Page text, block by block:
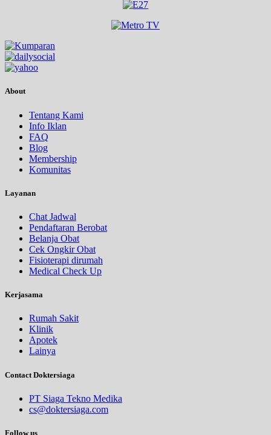
About
Tentang Kami
Info Iklan
FAQ
Blog
Membership
Komunitas
Layanan
Chat Jadwal
Pendaftaran Berobat
Belanja Obat
Cek Ongkir Obat
Fisioterapi dirumah
Medical Check Up
Kerjasama
Rumah Sakit
Klinik
Apotek
Lainya
Contact Doktersiaga
PT Siaga Tekno Medika
cs@doktersiaga.com
Follow us